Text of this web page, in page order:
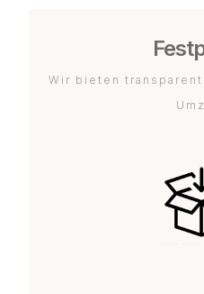
Wir bieten